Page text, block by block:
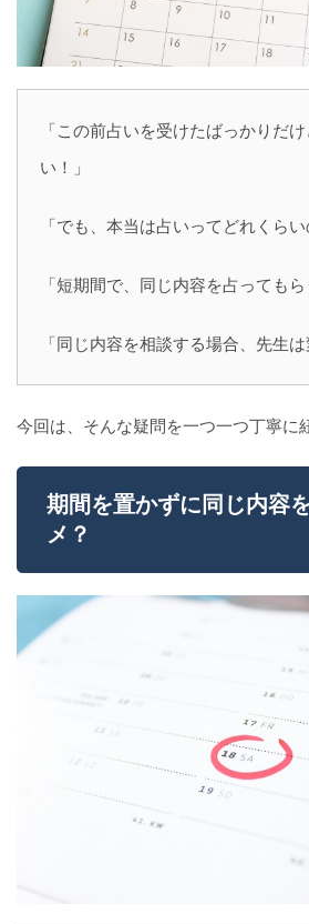
「この前占いを受けたばっかりだ
い！」
「でも、本当は占いってどれくら
「短期間で、同じ内容を占ってもら
「同じ内容を相談する場合、先生
今回は、そんな疑問を一つ一つ丁寧に
期間を置かずに同じ内容
メ？